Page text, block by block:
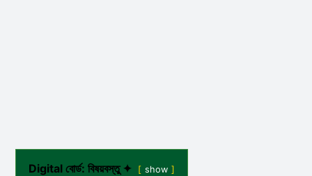
Digital বোর্ড: বিষয়বস্তু ✦ show